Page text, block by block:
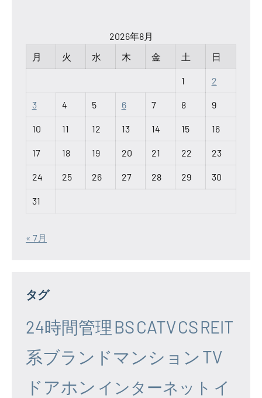
2026年8月
月
火 水 木 金 土 日
1 2
3 4 5 6 7 8 9
10 11 12 13 14 15 16
17 18 19 20 21 22 23
24 25 26 27 28 29 30
31
« 7月
タグ
24時間管理 BSCATVCSREIT
系ブランドマンション TV
ドアホン インターネット イ